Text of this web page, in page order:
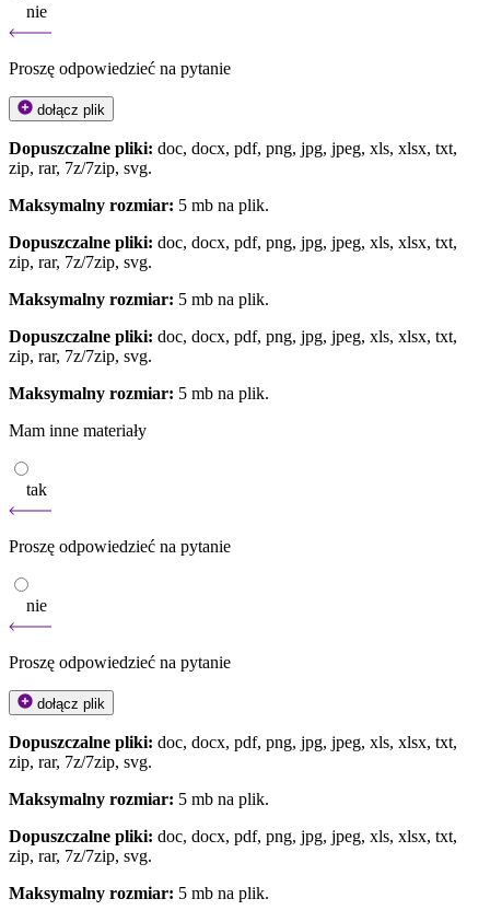
nie
Proszę odpowiedzieć na pytanie
dołącz plik
Dopuszczalne pliki: doc, docx, pdf, png, jpg, jpeg, xls, xlsx, txt,
zip, rar, 7z/7zip, svg.
Maksymalny rozmiar: 5 mb na plik.
Dopuszczalne pliki: doc, docx, pdf, png, jpg, jpeg, xls, xlsx, txt,
zip, rar, 7z/7zip, svg.
Maksymalny rozmiar: 5 mb na plik.
Dopuszczalne pliki: doc, docx, pdf, png, jpg, jpeg, xls, xlsx, txt,
zip, rar, 7z/7zip, svg.
Maksymalny rozmiar: 5 mb na plik.
Mam inne materiały
tak
Proszę odpowiedzieć na pytanie
nie
Proszę odpowiedzieć na pytanie
dołącz plik
Dopuszczalne pliki: doc, docx, pdf, png, jpg, jpeg, xls, xlsx, txt,
zip, rar, 7z/7zip, svg.
Maksymalny rozmiar: 5 mb na plik.
Dopuszczalne pliki: doc, docx, pdf, png, jpg, jpeg, xls, xlsx, txt,
zip, rar, 7z/7zip, svg.
Maksymalny rozmiar: 5 mb na plik.